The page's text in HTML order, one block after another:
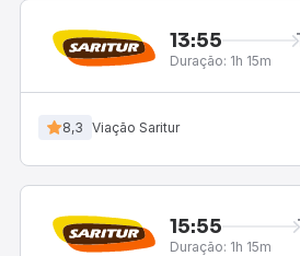
13:55
Duração: 1h 15m
8,3 Viação Saritur
15:55
Duração: 1h 15m